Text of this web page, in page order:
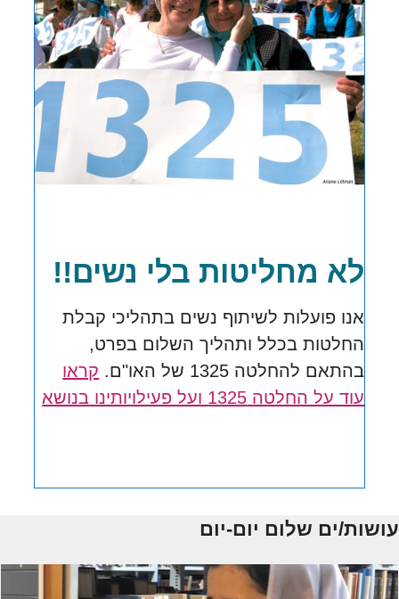
לא מחליטות בלי נשים!!
אנו פועלות לשיתוף נשים בתהליכי קבלת
החלטות בכלל ותהליך השלום בפרט,
בהתאם להחלטה 1325 של האו"ם.
קראו
עוד על החלטה 1325 ועל פעילויותינו בנושא
עושות/ים שלום יום-יום